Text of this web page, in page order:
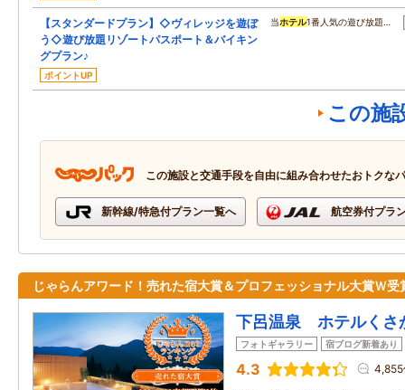
【スタンダードプラン】◇ヴィレッジを遊ぼ
う◇遊び放題リゾートパスポート＆バイキン
グプラン♪
ポイントUP
当ホテル1番人気の遊び放題…
この施
この施設と交通手段を自由に組み合わせたおトクな
新幹線/特急付プラン一覧へ 航空券付プラ
じゃらんアワード！売れた宿大賞＆プロフェッショナル大賞Ｗ受
下呂温泉 ホテルくさ
フォトギャラリー 宿ブログ新着あり
4.3 4,855